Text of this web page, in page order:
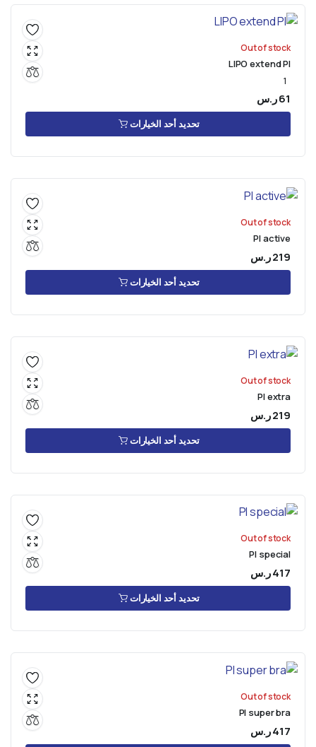
Out of stock
LIPO extend PI
1
61ر.س
تحديد أحد الخيارات
Out of stock
PI active
219ر.س
تحديد أحد الخيارات
Out of stock
PI extra
219ر.س
تحديد أحد الخيارات
Out of stock
PI special
417ر.س
تحديد أحد الخيارات
Out of stock
PI super bra
417ر.س